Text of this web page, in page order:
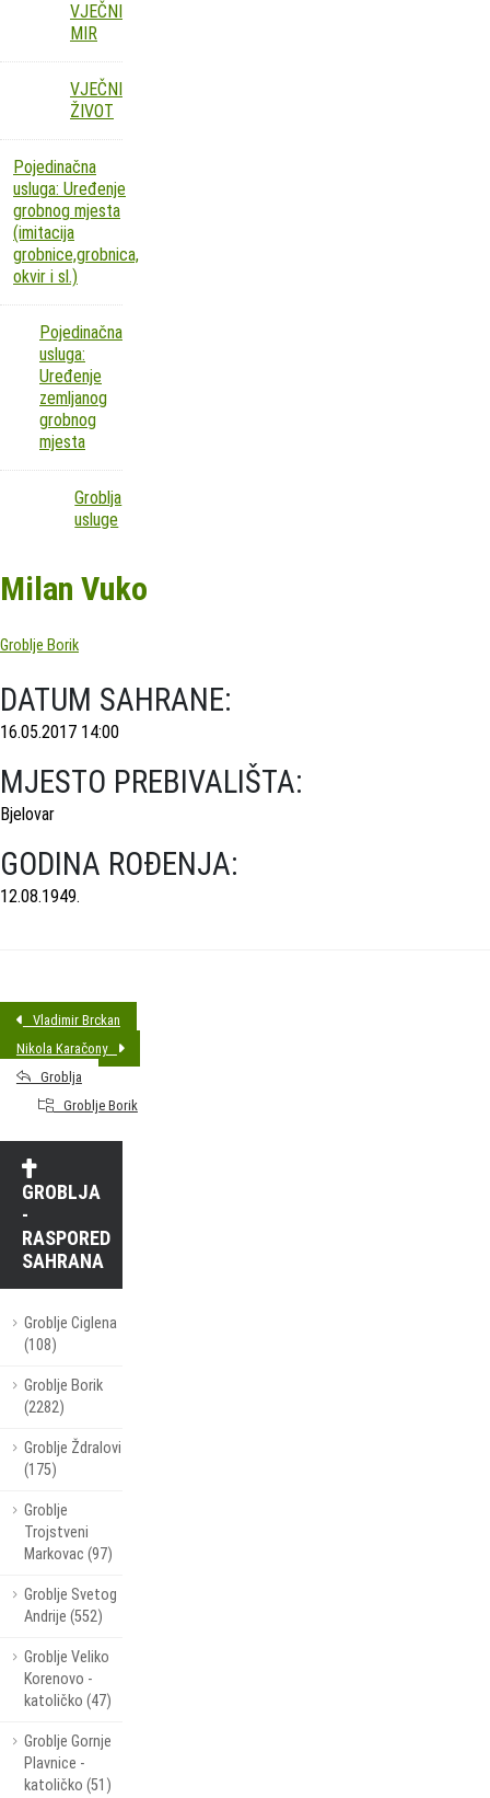
VJEČNI
MIR
VJEČNI
ŽIVOT
Pojedinačna
usluga: Uređenje
grobnog mjesta
(imitacija
grobnice,grobnica,
okvir i sl.)
Pojedinačna
usluga:
Uređenje
zemljanog
grobnog
mjesta
Groblja
usluge
Milan Vuko
Groblje Borik
DATUM SAHRANE:
16.05.2017 14:00
MJESTO PREBIVALIŠTA:
Bjelovar
GODINA ROĐENJA:
12.08.1949.
Vladimir Brckan
Nikola Karačony
Groblja
Groblje Borik
GROBLJA
-
RASPORED
SAHRANA
Groblje Ciglena
(108)
Groblje Borik
(2282)
Groblje Ždralovi
(175)
Groblje
Trojstveni
Markovac (97)
Groblje Svetog
Andrije (552)
Groblje Veliko
Korenovo -
katoličko (47)
Groblje Gornje
Plavnice -
katoličko (51)